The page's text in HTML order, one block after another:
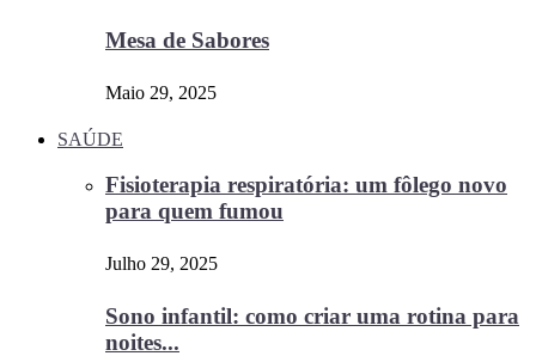
Mesa de Sabores
Maio 29, 2025
SAÚDE
Fisioterapia respiratória: um fôlego novo
para quem fumou
Julho 29, 2025
Sono infantil: como criar uma rotina para
noites...